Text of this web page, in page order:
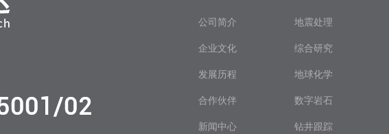
公司简介
企业文化
发展历程
合作伙伴
新闻中心
地震处理
综合研究
地球化学
数字岩石
钻井跟踪